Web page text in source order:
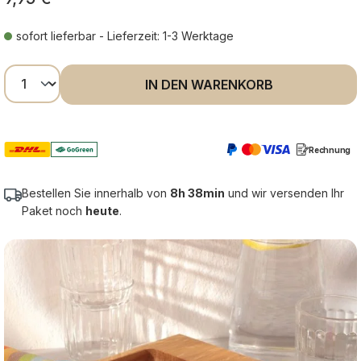
sofort lieferbar - Lieferzeit: 1-3 Werktage
Produkt Anzahl: Gib den gewünschten
IN DEN WARENKORB
Rechnung
Bestellen Sie innerhalb von 8h 38min und wir versenden Ihr
Paket noch heute.